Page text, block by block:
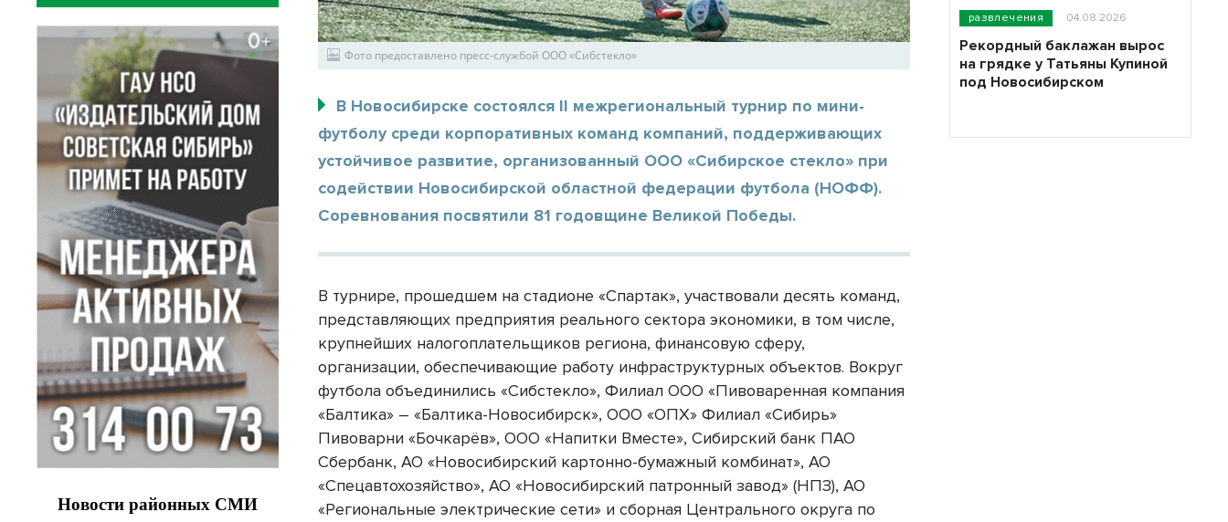
Фото предоставлено пресс-службой ООО «Сибстекло»
В Новосибирске состоялся II межрегиональный турнир по мини-
футболу среди корпоративных команд компаний, поддерживающих
устойчивое развитие, организованный ООО «Сибирское стекло» при
содействии Новосибирской областной федерации футбола (НОФФ).
Соревнования посвятили 81 годовщине Великой Победы.
В турнире, прошедшем на стадионе «Спартак», участвовали десять команд,
представляющих предприятия реального сектора экономики, в том числе,
крупнейших налогоплательщиков региона, финансовую сферу,
организации, обеспечивающие работу инфраструктурных объектов. Вокруг
футбола объединились «Сибстекло», Филиал ООО «Пивоваренная компания
«Балтика» – «Балтика-Новосибирск», ООО «ОПХ» Филиал «Сибирь»
Пивоварни «Бочкарёв», ООО «Напитки Вместе», Сибирский банк ПАО
Сбербанк, АО «Новосибирский картонно-бумажный комбинат», АО
«Спецавтохозяйство», АО «Новосибирский патронный завод» (НПЗ), АО
«Региональные электрические сети» и сборная Центрального округа по
развлечения 04.08.2026
Рекордный баклажан вырос
на грядке у Татьяны Купиной
под Новосибирском